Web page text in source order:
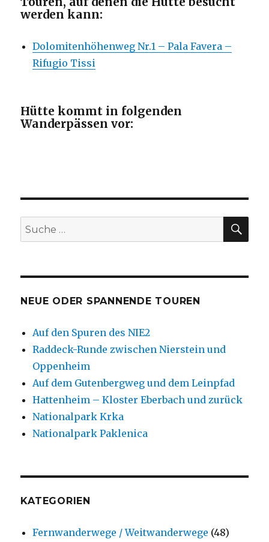
werden kann:
Dolomitenhöhenweg Nr.1 – Pala Favera –
Rifugio Tissi
Hütte kommt in folgenden
Wanderpässen vor:
Suche
nach:
NEUE ODER SPANNENDE TOUREN
Auf den Spuren des NIE2
Raddeck-Runde zwischen Nierstein und
Oppenheim
Auf dem Gutenbergweg und dem Leinpfad
Hattenheim – Kloster Eberbach und zurück
Nationalpark Krka
Nationalpark Paklenica
KATEGORIEN
Fernwanderwege / Weitwanderwege (48)